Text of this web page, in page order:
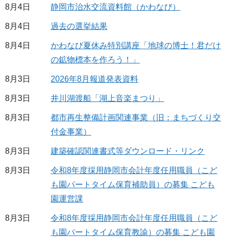
8月4日 静岡市治水交流資料館（かわなび）
8月4日 過去の選挙結果
8月4日
かわなび夏休み特別講座「地球の博士！君だけ
の鉱物標本を作ろう！」
8月3日 2026年8月報道発表資料
8月3日 井川湖渡船「湖上音楽まつり」
8月3日
都市再生整備計画関連事業（旧：まちづくり交
付金事業）
8月3日 建築確認関連書式等ダウンロード・リンク
8月3日
令和8年度採用静岡市会計年度任用職員（こど
も園パートタイム保育補助員）の募集 こども
園運営課
8月3日
令和8年度採用静岡市会計年度任用職員（こど
も園パートタイム保育教諭）の募集 こども園